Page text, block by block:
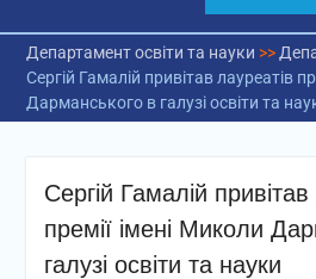
Департамент освіти та науки >>
Сергій Гамалій привітав лауреатів
Дарманського в галузі освіти та
Сергій Гамалій привітав
премії імені Миколи
галузі освіти та науки